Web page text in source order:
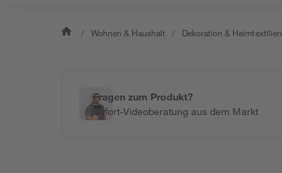
/ Wohnen & Haushalt / Dekoration & Heimtextilien
Fragen zum Produkt?
Sofort-Videoberatung aus dem Markt